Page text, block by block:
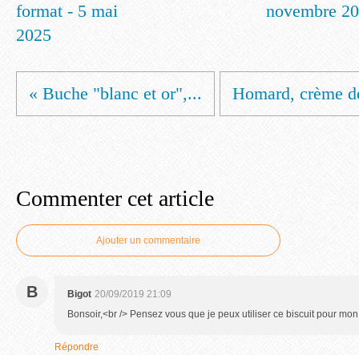
format - 5 mai
2025
novembre
« Buche "blanc et or",... Homard, crème
Commenter cet article
Ajouter un commentaire
B Bigot 20/09/2019 21:09
Bonsoir,<br /> Pensez vous que je peux utiliser ce biscuit pour
Répondre